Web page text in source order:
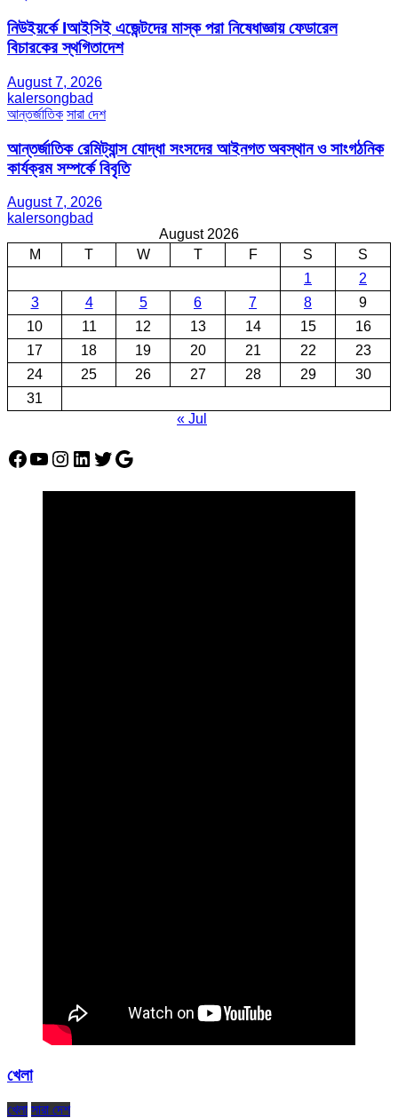
নিউইয়র্কে Iআইসিই এজেন্টদের মাস্ক পরা নিষেধাজ্ঞায় ফেডারেল
বিচারকের স্থগিতাদেশ
August 7, 2026
kalersongbad
আন্তর্জাতিক সারা দেশ
আন্তর্জাতিক রেমিট্যান্স যোদ্ধা সংসদের আইনগত অবস্থান ও সাংগঠনিক
কার্যক্রম সম্পর্কে বিবৃতি
August 7, 2026
kalersongbad
August 2026
M
T W T F S
S
1
2
3
4 5 6 7 8
9
10
11 12 13 14 15
16
17
18 19 20 21 22
23
24
25 26 27 28 29
30
31
« Jul
Facebook
YouTube
Instagram
LinkedIn
Twitter
Google
খেলা
খেলা সারা দেশ